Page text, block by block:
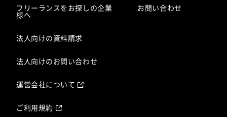
フリーランスをお探しの企業
様へ
法人向けの資料請求
法人向けのお問い合わせ
お問い合わせ
運営会社について
ご利用規約